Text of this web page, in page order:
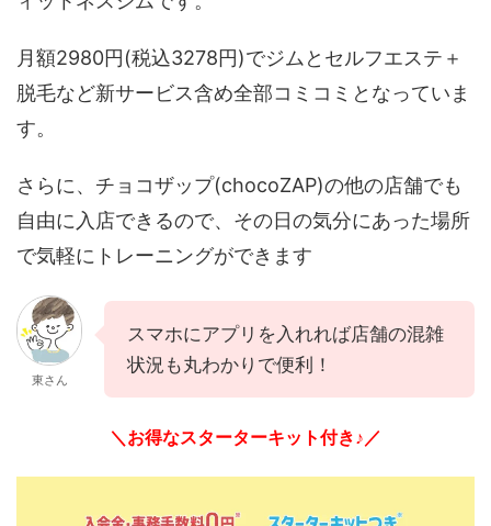
月額2980円(税込3278円)でジムとセルフエステ＋
脱毛など新サービス含め全部コミコミとなっていま
す。
さらに、チョコザップ(chocoZAP)の他の店舗でも
自由に入店できるので、その日の気分にあった場所
で気軽にトレーニングができます
東さん
スマホにアプリを入れれば店舗の混雑
状況も丸わかりで便利！
＼お得なスターターキット付き♪／